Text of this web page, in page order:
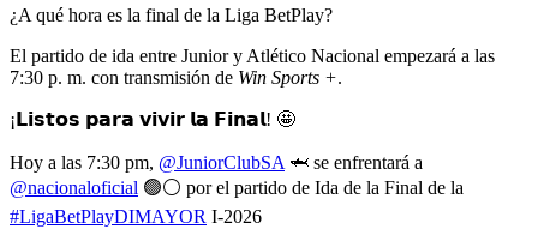
¿A qué hora es la final de la Liga BetPlay?
El partido de ida entre Junior y Atlético Nacional empezará a las
7:30 p. m. con transmisión de Win Sports +.
¡𝗟𝗶𝘀𝘁𝗼𝘀 𝗽𝗮𝗿𝗮 𝘃𝗶𝘃𝗶𝗿 𝗹𝗮 𝗙𝗶𝗻𝗮𝗹! 🤩
Hoy a las 7:30 pm, @JuniorClubSA 🦈 se enfrentará a
@nacionaloficial 🟢⚪ por el partido de Ida de la Final de la
#LigaBetPlayDIMAYOR I-2026